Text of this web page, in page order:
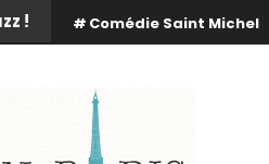
! Comédie Saint Michel